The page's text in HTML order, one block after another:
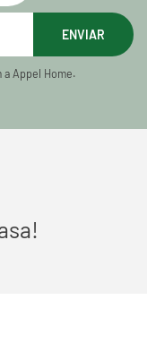
ENVIAR
Appel Home.